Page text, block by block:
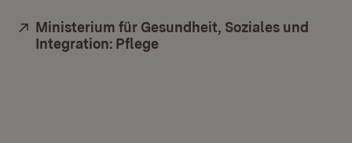
Extern:
Ministerium für Gesundheit, Soziales und
Integration: Pflege